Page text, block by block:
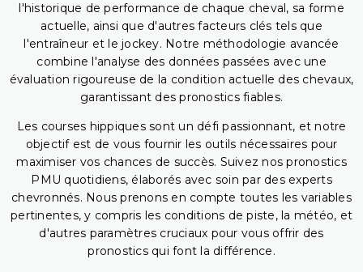
l'historique de performance de chaque cheval, sa forme
actuelle, ainsi que d'autres facteurs clés tels que
l'entraîneur et le jockey. Notre méthodologie avancée
combine l'analyse des données passées avec une
évaluation rigoureuse de la condition actuelle des chevaux,
garantissant des pronostics fiables.
Les courses hippiques sont un défi passionnant, et notre
objectif est de vous fournir les outils nécessaires pour
maximiser vos chances de succès. Suivez nos pronostics
PMU quotidiens, élaborés avec soin par des experts
chevronnés. Nous prenons en compte toutes les variables
pertinentes, y compris les conditions de piste, la météo, et
d'autres paramètres cruciaux pour vous offrir des
pronostics qui font la différence.